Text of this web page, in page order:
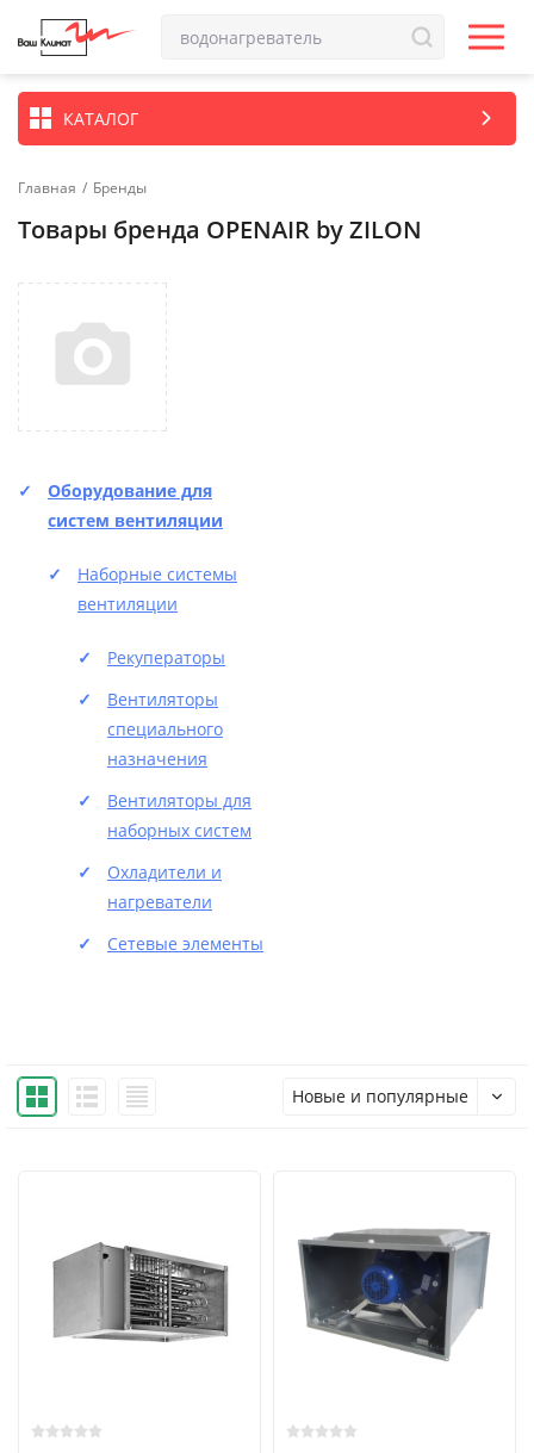
КАТАЛОГ
Главная / Бренды
Товары бренда OPENAIR by ZILON
Оборудование для
систем вентиляции
Наборные системы
вентиляции
Рекуператоры
Вентиляторы
специального
назначения
Вентиляторы для
наборных систем
Охладители и
нагреватели
Сетевые элементы
Новые и популярные